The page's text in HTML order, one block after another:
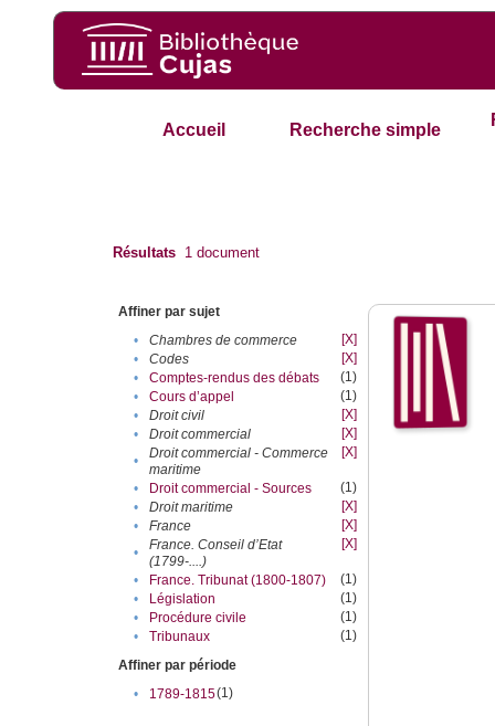
Accueil Recherche simple
Résultats 1 document
Affiner par sujet
•
Chambres de commerce
[X]
•
Codes
[X]
•
Comptes-rendus des débats
(1)
•
Cours d’appel
(1)
•
Droit civil
[X]
•
Droit commercial
[X]
•
Droit commercial - Commerce
maritime
[X]
• Droit commercial - Sources
(1)
•
Droit maritime
[X]
•
France
[X]
•
France. Conseil d’Etat
(1799-....)
[X]
• France. Tribunat (1800-1807)
(1)
•
Législation
(1)
•
Procédure civile
(1)
•
Tribunaux
(1)
Affiner par période
•
1789-1815(1)